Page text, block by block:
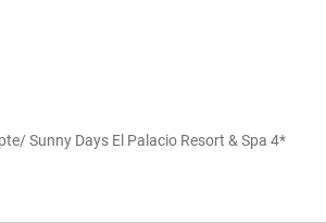
/ Sunny Days El Palacio Resort & Spa 4*